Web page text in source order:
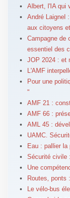
Albert, l'IA qui
André Laignel
aux citoyens
Campagne de
essentiel des
JOP 2024 : et
L'AMF
Pour une
"
AMF 21 :
AMF 66 :
AML 45 :
UAMC.
Eau : pallier la
Sécurité civile
Une
Routes, ponts
Le vélo-bus